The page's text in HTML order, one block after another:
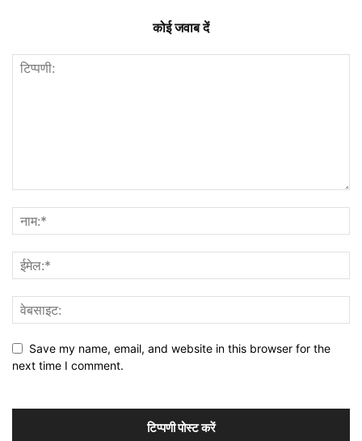
कोई जवाब दें
Save my name, email, and website in this browser for the
next time I comment.